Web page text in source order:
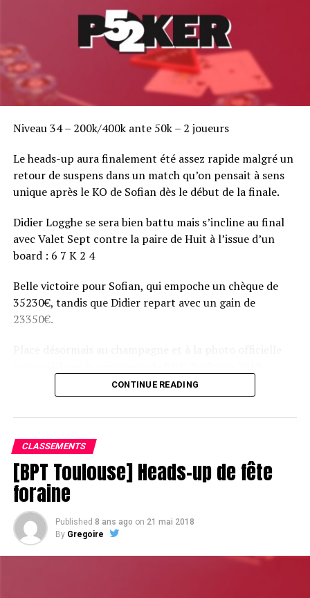
Niveau 34 – 200k/400k ante 50k – 2 joueurs
Le heads-up aura finalement été assez rapide malgré un
retour de suspens dans un match qu’on pensait à sens
unique après le KO de Sofian dès le début de la finale.
Didier Logghe se sera bien battu mais s’incline au final
avec Valet Sept contre la paire de Huit à l’issue d’un
board : 6 7 K 2 4
Belle victoire pour Sofian, qui empoche un chèque de
35230€, tandis que Didier repart avec un gain de
23350€.
CONTINUE READING
CLASSEMENTS
[BPT Toulouse] Heads-up de fête
foraine
Published 8 ans ago on 21 mai 2018
By Gregoire